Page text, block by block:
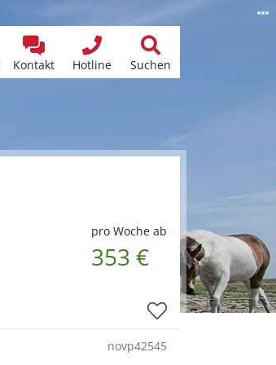
Kontakt Hotline Suchen
pro Woche ab
353 €
novp42545